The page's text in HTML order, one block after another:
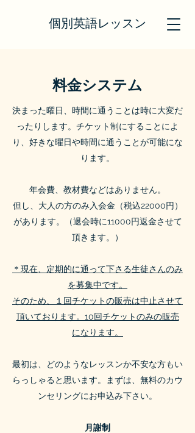
個別英語レッスン
料金システム
決まった曜日、時間に通うことは時に大変だ
ったりします。チケット制にすることによ
り、好きな曜日や時間に通うことが可能にな
ります。
年会費、教材費などはありません。
但し、大人の方のみ入会金（税込22000円 ）
があります。（退会時に11000円返金させて
頂きます。）
＊現在、定期的に通って下さる生徒さんのみ
を募集中です。
そのため、１回チケットの販売は中止させて
頂いております。10回チケットのみの販売
になります。
最初は、どのようなレッスンか不安な方もい
らっしゃると思います。まずは、無料のカウ
ンセリングにお申込み下さい。
月謝制